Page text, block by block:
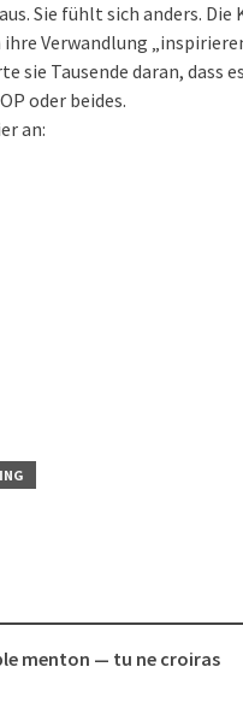
Sie fühlt sich anders.
Verwandlung
sie Tausende daran, dass
oder beides.
an:
menton — tu ne croiras